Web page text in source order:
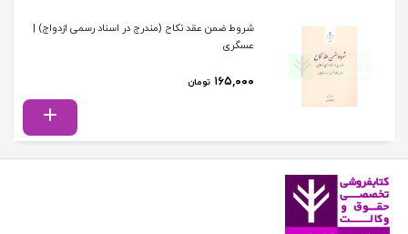
شروط ضمن عقد نکاح (مندرج در اسناد رسمی ازدواج) |
عسگری
۱۶۵,۰۰۰ تومان